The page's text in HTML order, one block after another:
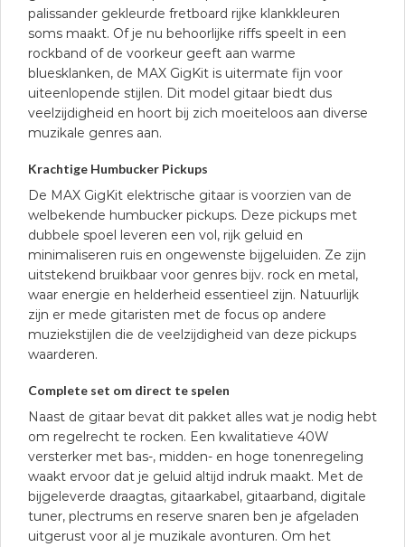
palissander gekleurde fretboard rijke klankkleuren
soms maakt. Of je nu behoorlijke riffs speelt in een
rockband of de voorkeur geeft aan warme
bluesklanken, de MAX GigKit is uitermate fijn voor
uiteenlopende stijlen. Dit model gitaar biedt dus
veelzijdigheid en hoort bij zich moeiteloos aan diverse
muzikale genres aan.
Krachtige Humbucker Pickups
De MAX GigKit elektrische gitaar is voorzien van de
welbekende humbucker pickups. Deze pickups met
dubbele spoel leveren een vol, rijk geluid en
minimaliseren ruis en ongewenste bijgeluiden. Ze zijn
uitstekend bruikbaar voor genres bijv. rock en metal,
waar energie en helderheid essentieel zijn. Natuurlijk
zijn er mede gitaristen met de focus op andere
muziekstijlen die de veelzijdigheid van deze pickups
waarderen.
Complete set om direct te spelen
Naast de gitaar bevat dit pakket alles wat je nodig hebt
om regelrecht te rocken. Een kwalitatieve 40W
versterker met bas-, midden- en hoge tonenregeling
waakt ervoor dat je geluid altijd indruk maakt. Met de
bijgeleverde draagtas, gitaarkabel, gitaarband, digitale
tuner, plectrums en reserve snaren ben je afgeladen
uitgerust voor al je muzikale avonturen. Om het